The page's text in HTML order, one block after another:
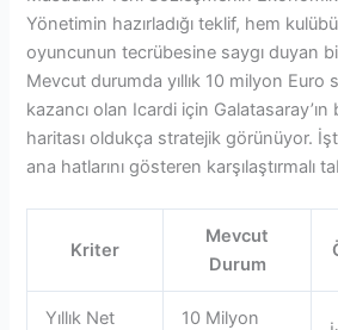
Yönetimin hazırladığı teklif, hem
oyuncunun tecrübesine saygı duyan
Mevcut durumda yıllık 10 milyon Euro
kazancı olan Icardi için
haritası oldukça stratejik görünüyor.
ana hatlarını gösteren karşılaştırmalı
Kriter
Mevcut
Durum
Yıllık Net 10 Milyon